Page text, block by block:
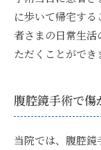
に歩いて帰宅す
者さまの日常生
ただくことができ
腹腔鏡手術で
当院では、腹腔鏡